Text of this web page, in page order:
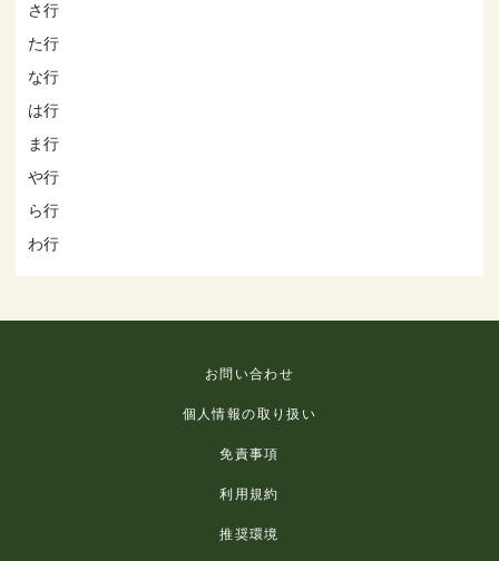
さ行
た行
な行
は行
ま行
や行
ら行
わ行
お問い合わせ
個人情報の取り扱い
免責事項
利用規約
推奨環境